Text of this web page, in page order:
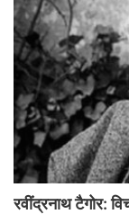
रवींद्रनाथ टैगोर: